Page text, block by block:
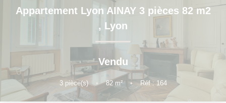
ESTIMATION IMMOBILIÈRE
NOS PRESTATIONS
CHASSE IMMOBILIÈRE
Appartement Lyon AINAY 3 pièces 82 m2
, Lyon
Vendu
3pièce(s) • 82m² • Réf : 164